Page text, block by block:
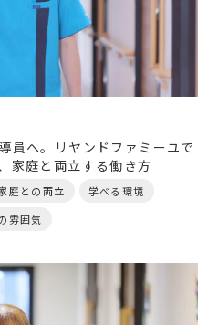
員へ。リヤンドファミーユで
家庭と両立する働き方
庭との両立
学べる環境
雰囲気